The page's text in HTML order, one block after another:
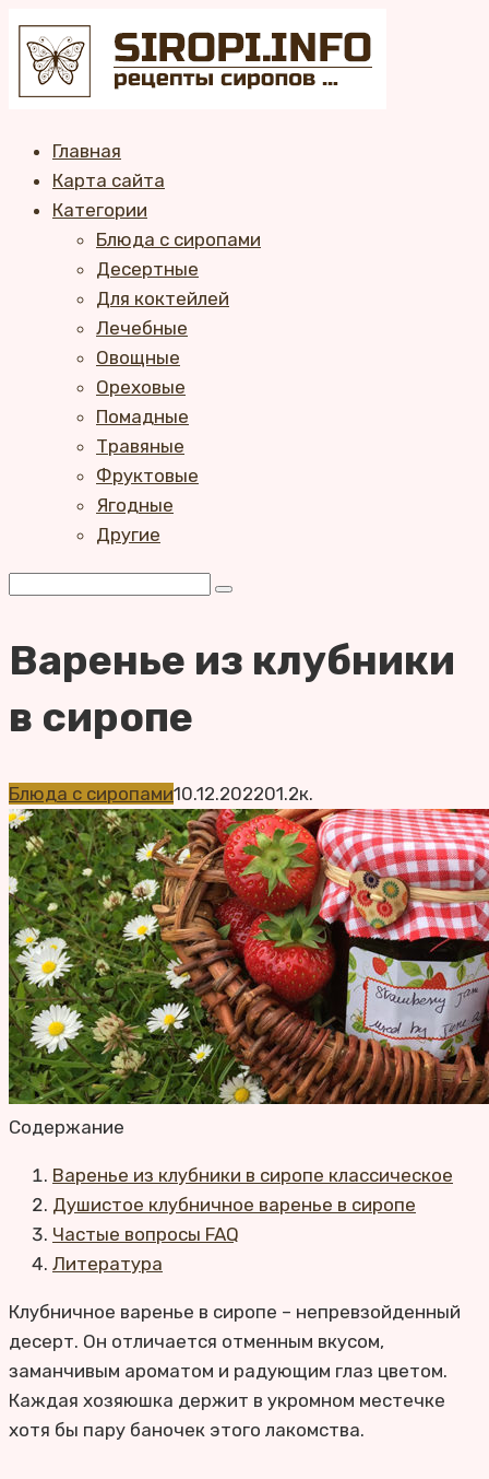
Перейти
контенту
Главная
Карта сайта
Категории
Блюда с сиропами
Десертные
Для коктейлей
Лечебные
Овощные
Ореховые
Помадные
Травяные
Фруктовые
Ягодные
Другие
Варенье из клубники
в сиропе
Блюда с сиропами10.12.202201.2к.
Содержание
Варенье из клубники в сиропе классическое
Душистое клубничное варенье в сиропе
Частые вопросы FAQ
Литература
Клубничное варенье в сиропе – непревзойденный
десерт. Он отличается отменным вкусом,
заманчивым ароматом и радующим глаз цветом.
Каждая хозяюшка держит в укромном местечке
хотя бы пару баночек этого лакомства.